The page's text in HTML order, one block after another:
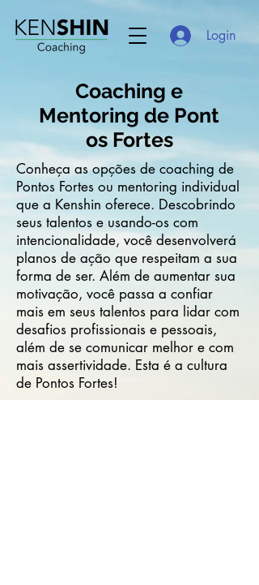
Login
Coaching e
Mentoring de Pont
os Fortes
Conheça as opções de coaching de
Pontos Fortes ou mentoring individual
que a Kenshin oferece. Descobrindo
seus talentos e usando-os com
intencionalidade, você desenvolverá
planos de ação que respeitam a sua
forma de ser. Além de aumentar sua
motivação, você passa a confiar
mais em seus talentos para lidar com
desafios profissionais e pessoais,
além de se comunicar melhor e com
mais assertividade. Esta é a cultura
de Pontos Fortes!